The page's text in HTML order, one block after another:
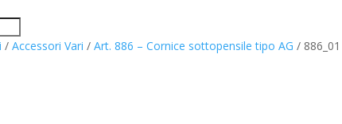
/ Accessori Vari / Art. 886 – Cornice sottopensile tipo AG / 886_01